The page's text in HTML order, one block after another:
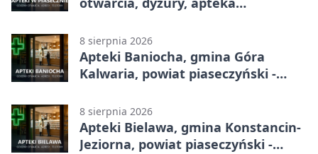
8 sierpnia 2026
Apteki Baniocha, gmina Góra
Kalwaria, powiat piaseczyński -
8 sierpnia 2026
Apteki Bielawa, gmina Konstancin-
Jeziorna, powiat piaseczyński -